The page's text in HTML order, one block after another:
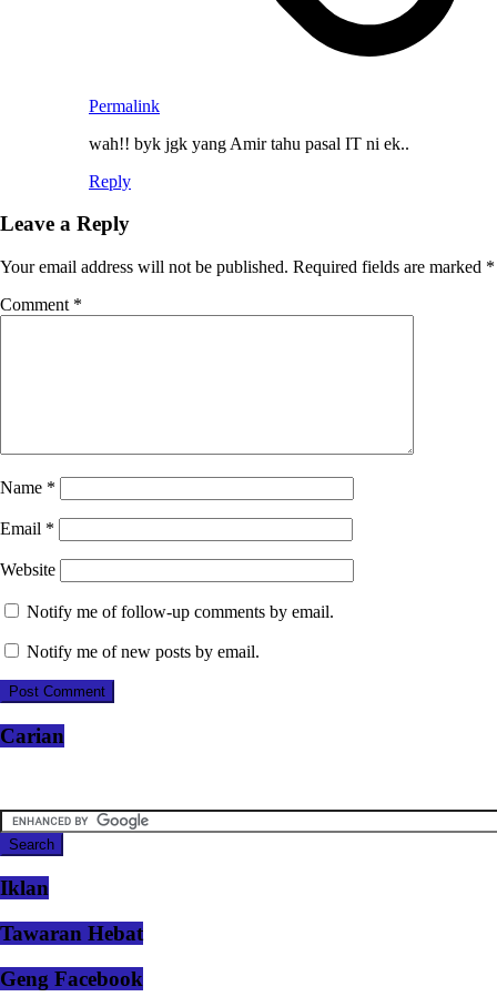
Permalink
wah!! byk jgk yang Amir tahu pasal IT ni ek..
Reply
Leave a Reply
Your email address will not be published. Required fields are marked *
Comment *
Name *
Email *
Website
Notify me of follow-up comments by email.
Notify me of new posts by email.
Carian
Iklan
Tawaran Hebat
Geng Facebook